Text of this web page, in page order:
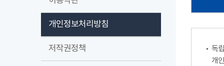
개인정보처리방침
저작권정책
독
개